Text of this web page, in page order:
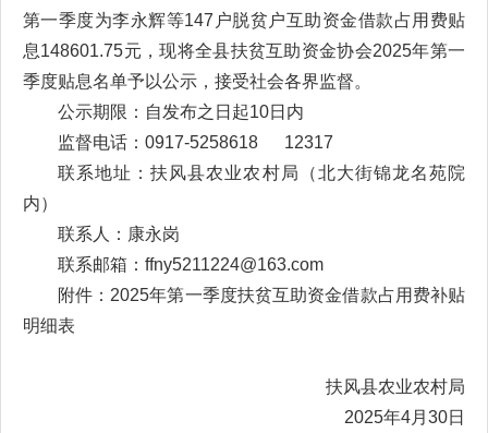
第一季度为李永辉等147户脱贫户互助资金借款占用费贴
息148601.75元，现将全县扶贫互助资金协会2025年第一
季度贴息名单予以公示，接受社会各界监督。
公示期限：自发布之日起10日内
监督电话：0917-5258618 12317
联系地址：扶风县农业农村局（北大街锦龙名苑院
内）
联系人：康永岗
联系邮箱：ffny5211224@163.com
附件：2025年第一季度扶贫互助资金借款占用费补贴
明细表
扶风县农业农村局
2025年4月30日